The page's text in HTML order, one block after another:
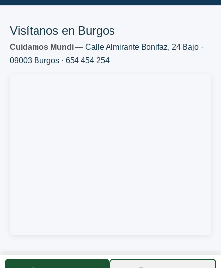
Visítanos en Burgos
Cuidamos Mundi — Calle Almirante Bonifaz, 24 Bajo ·
09003 Burgos · 654 454 254